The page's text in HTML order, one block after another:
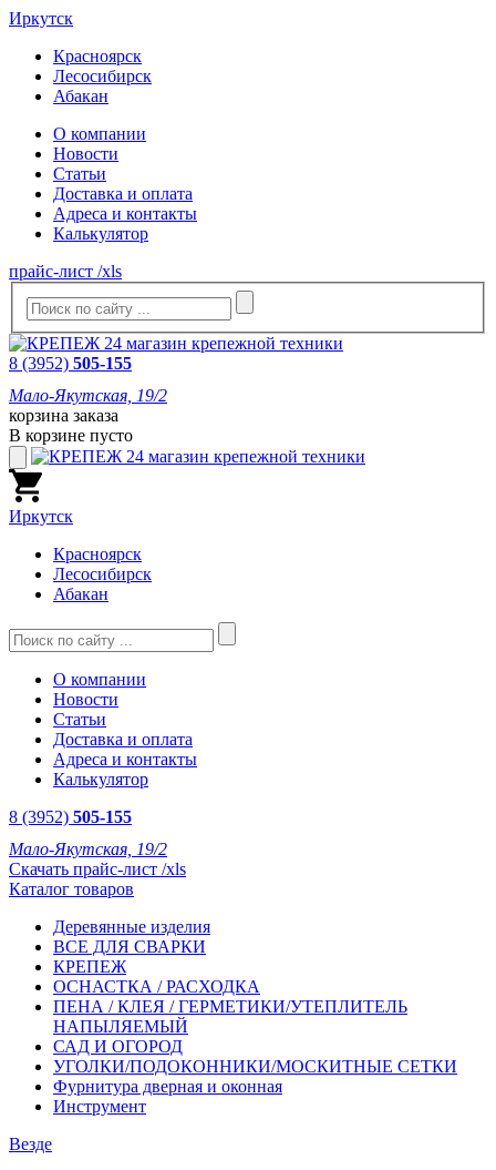
Иркутск
Красноярск
Лесосибирск
Абакан
О компании
Новости
Статьи
Доставка и оплата
Адреса и контакты
Калькулятор
прайс-лист /xls
8 (3952) 505-155
Мало-Якутская, 19/2
корзина заказа
В корзине пусто
Иркутск
Красноярск
Лесосибирск
Абакан
О компании
Новости
Статьи
Доставка и оплата
Адреса и контакты
Калькулятор
8 (3952) 505-155
Мало-Якутская, 19/2
Скачать прайс-лист /xls
Каталог товаров
Деревянные изделия
ВСЕ ДЛЯ СВАРКИ
КРЕПЕЖ
ОСНАСТКА / РАСХОДКА
ПЕНА / КЛЕЯ / ГЕРМЕТИКИ/УТЕПЛИТЕЛЬ
НАПЫЛЯЕМЫЙ
САД И ОГОРОД
УГОЛКИ/ПОДОКОННИКИ/МОСКИТНЫЕ СЕТКИ
Фурнитура дверная и оконная
Инструмент
Везде